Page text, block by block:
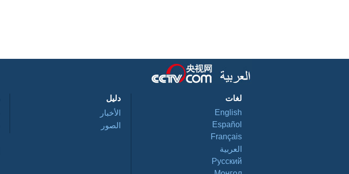
لغات
English
Español
Français
العربية
Pусский
دليل
الأخبار
الصور